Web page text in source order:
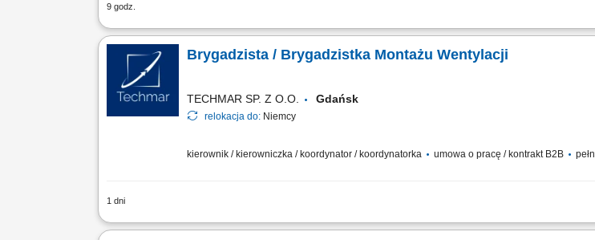
9 godz.
Kierowanie i nadzór nad pracami żelbetowymi na budowie zgodnie z dokumentacją
Brygadzista / Brygadzistka Montażu Wentylacji
TECHMAR SP. Z O.O. Gdańsk
relokacja do: Niemcy
kierownik / kierowniczka / koordynator / koordynatorka umowa o pracę / kontrakt B2B
1 dni
Miejsce pracy: Niemcy Zakres obowiązków: Organizowanie i koordynowanie pracy zespołu